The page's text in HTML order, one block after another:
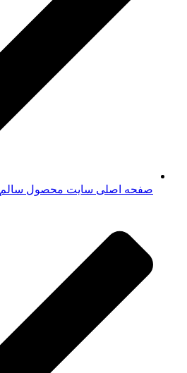
صفحه اصلی سایت محصول سالم